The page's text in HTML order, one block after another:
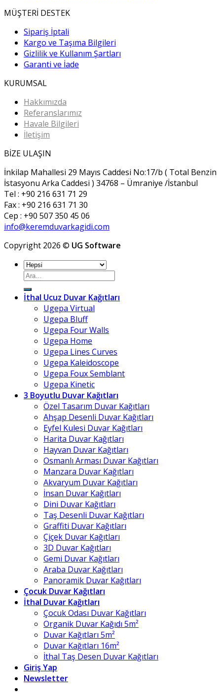
MÜŞTERİ DESTEK
Sipariş İptali
Kargo ve Taşıma Bilgileri
Gizlilik ve Kullanım Şartları
Garanti ve İade
KURUMSAL
Hakkımızda
Referanslarımız
Havale Bilgileri
İletişim
BİZE ULAŞIN
İnkilap Mahallesi 29 Mayıs Caddesi No:17/b ( Total Benzin
İstasyonu Arka Caddesi ) 34768 – Ümraniye /İstanbul
Tel : +90 216 631 71 29
Fax : +90 216 631 71 30
Cep : +90 507 350 45 06
info@keremduvarkagidi.com
Copyright 2026 © UG Software
Ara:
İthal Ucuz Duvar Kağıtları
Ugepa Virtual
Ugepa Bluff
Ugepa Four Walls
Ugepa Home
Ugepa Lines Curves
Ugepa Kaleidoscope
Ugepa Foux Semblant
Ugepa Kinetic
3 Boyutlu Duvar Kağıtları
Özel Tasarım Duvar Kağıtları
Ahşap Desenli Duvar Kağıtları
Eyfel Kulesi Duvar Kağıtları
Harita Duvar Kağıtları
Hayvan Duvar Kağıtları
Osmanlı Arması Duvar Kağıtları
Manzara Duvar Kağıtları
Akvaryum Duvar Kağıtları
İnsan Duvar Kağıtları
Dini Duvar Kağıtları
Taş Desenli Duvar Kağıtları
Graffiti Duvar Kağıtları
Çiçek Duvar Kağıtları
3D Duvar Kağıtları
Gemi Duvar Kağıtları
Araba Duvar Kağıtları
Panoramik Duvar Kağıtları
Çocuk Duvar Kağıtları
İthal Duvar Kağıtları
Çocuk Odası Duvar Kağıtları
Organik Duvar Kağıdı 5m²
Duvar Kağıtları 5m²
Duvar Kağıtları 16m²
İthal Taş Desen Duvar Kağıtları
Giriş Yap
Newsletter